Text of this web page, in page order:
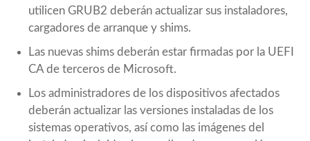
utilicen GRUB2 deberán actualizar sus instaladores,
cargadores de arranque y shims.
Las nuevas shims deberán estar firmadas por la UEFI
CA de terceros de Microsoft.
Los administradores de los dispositivos afectados
deberán actualizar las versiones instaladas de los
sistemas operativos, así como las imágenes del